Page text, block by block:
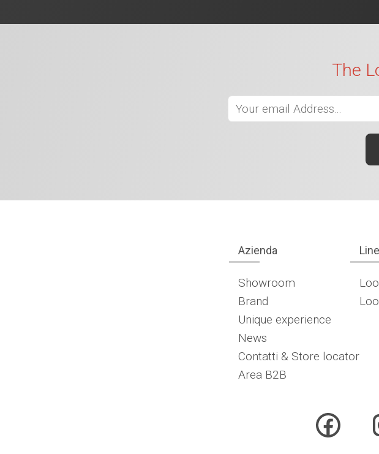
The
Azienda
Showroom
Brand
Unique experience
News
Contatti & Store locator
Area B2B